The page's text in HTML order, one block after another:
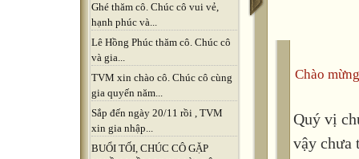
Ghé thăm cô. Chúc cô vui vẻ,
hạnh phúc và...
Lê Hồng Phúc thăm cô. Chúc cô
và gia...
TVM xin chào cô. Chúc cô cùng
gia quyến năm...
Sắp đến ngày 20/11 rồi , TVM
xin gia nhập...
BUỔI TỐI, CHÚC CÔ GẶP
Chào
Quý vị
vậy chưa